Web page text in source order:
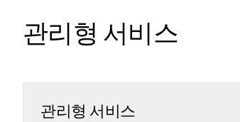
관리형 서비스
관리형 서비스